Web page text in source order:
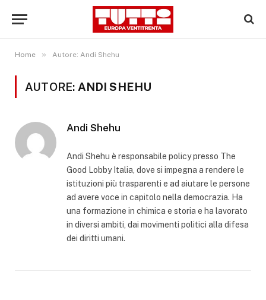
Home » Autore: Andi Shehu
AUTORE: ANDI SHEHU
Andi Shehu
Andi Shehu è responsabile policy presso The
Good Lobby Italia, dove si impegna a rendere le
istituzioni più trasparenti e ad aiutare le persone
ad avere voce in capitolo nella democrazia. Ha
una formazione in chimica e storia e ha lavorato
in diversi ambiti, dai movimenti politici alla difesa
dei diritti umani.